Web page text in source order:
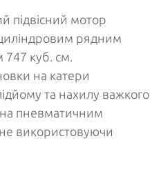
підвісний мотор
рядним
747 куб. см.
на катери
та нахилу важкого
пневматичним
використовуючи